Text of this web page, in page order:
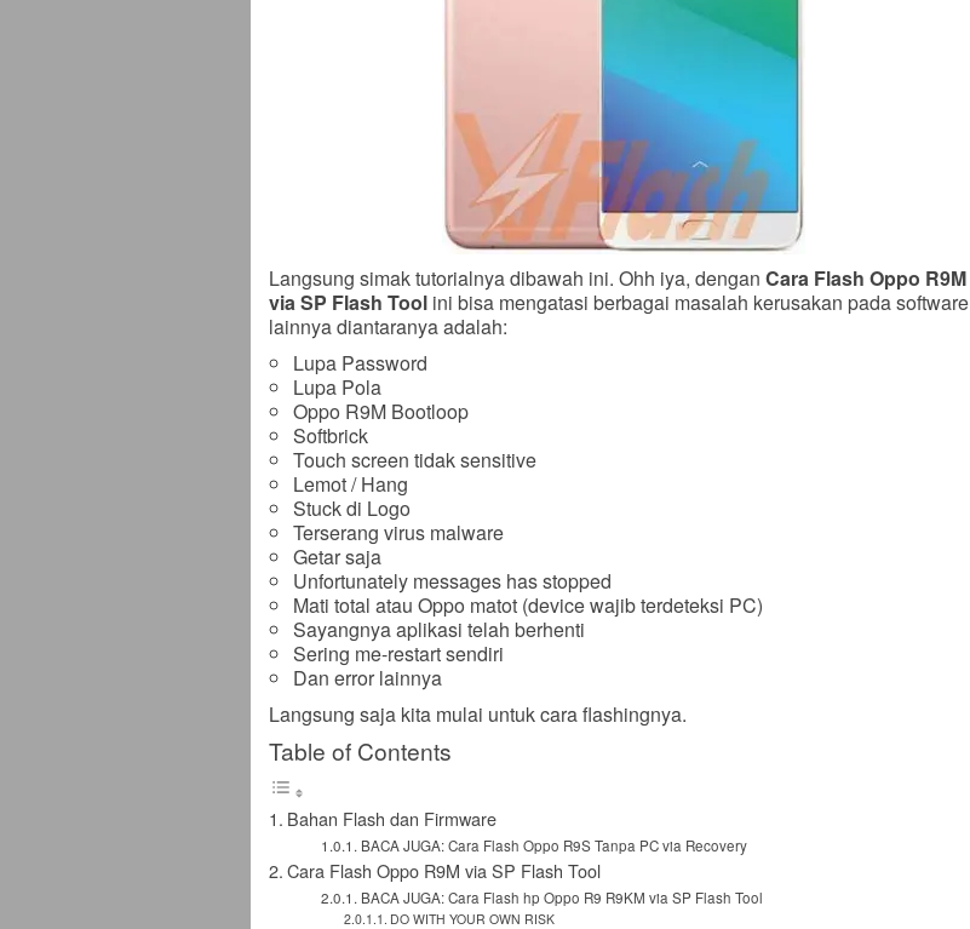
Langsung simak tutorialnya dibawah ini. Ohh iya, dengan Cara Flash Oppo R9M
via SP Flash Tool ini bisa mengatasi berbagai masalah kerusakan pada software
lainnya diantaranya adalah:
Lupa Password
Lupa Pola
Oppo R9M Bootloop
Softbrick
Touch screen tidak sensitive
Lemot / Hang
Stuck di Logo
Terserang virus malware
Getar saja
Unfortunately messages has stopped
Mati total atau Oppo matot (device wajib terdeteksi PC)
Sayangnya aplikasi telah berhenti
Sering me-restart sendiri
Dan error lainnya
Langsung saja kita mulai untuk cara flashingnya.
Table of Contents
Bahan Flash dan Firmware
BACA JUGA: Cara Flash Oppo R9S Tanpa PC via Recovery
Cara Flash Oppo R9M via SP Flash Tool
BACA JUGA: Cara Flash hp Oppo R9 R9KM via SP Flash Tool
DO WITH YOUR OWN RISK